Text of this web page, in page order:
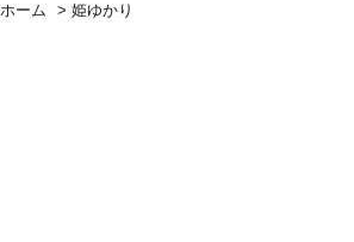
ホーム > 姫ゆかり